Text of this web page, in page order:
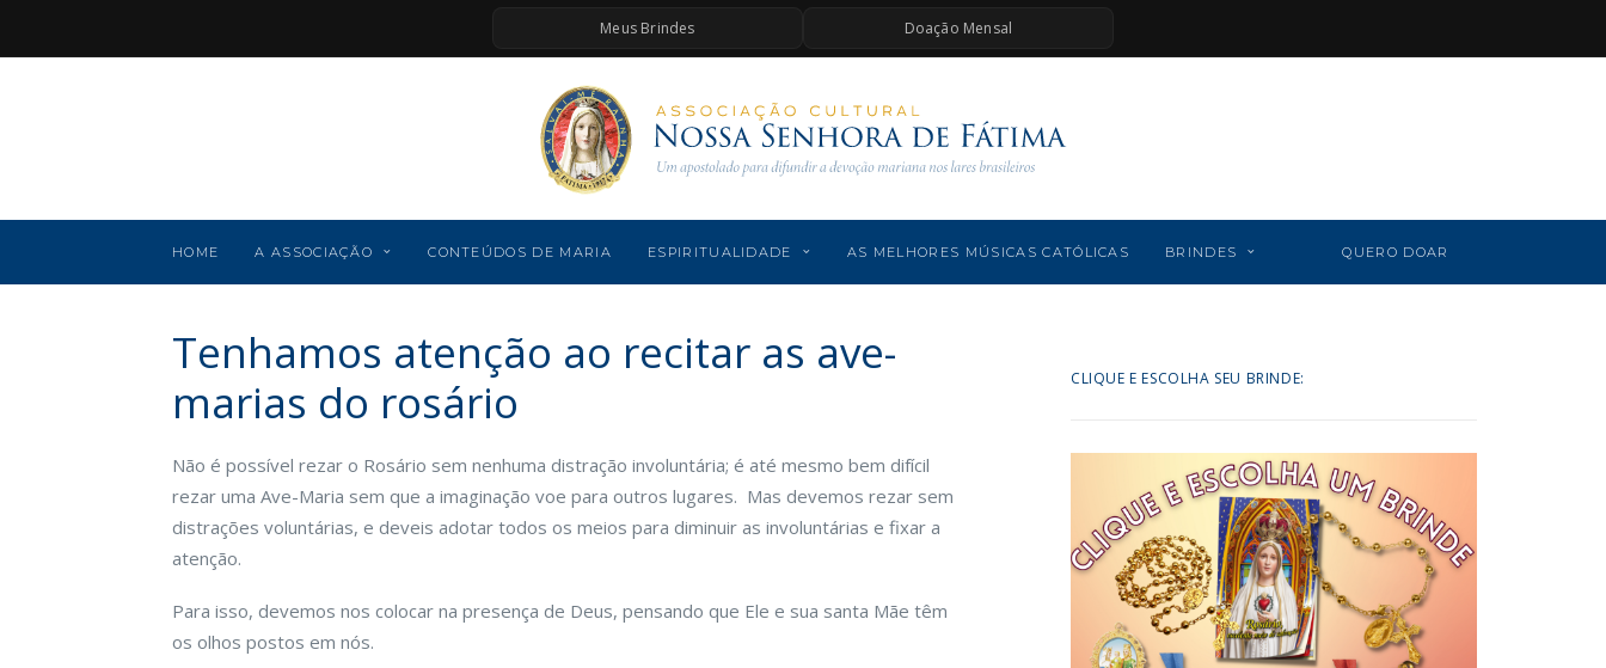
Meus Brindes Doação Mensal
HOME A ASSOCIAÇÃO CONTEÚDOS DE MARIA ESPIRITUALIDADE AS MELHORES MÚSICAS CATÓLICAS BRINDES QUERO DOAR
Tenhamos atenção ao recitar as ave-
marias do rosário
Não é possível rezar o Rosário sem nenhuma distração involuntária; é até mesmo bem difícil
rezar uma Ave-Maria sem que a imaginação voe para outros lugares. Mas devemos rezar sem
distrações voluntárias, e deveis adotar todos os meios para diminuir as involuntárias e fixar a
atenção.
Para isso, devemos nos colocar na presença de Deus, pensando que Ele e sua santa Mãe têm
os olhos postos em nós.
CLIQUE E ESCOLHA SEU BRINDE: